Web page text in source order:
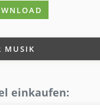
MUSIK
einkaufen: